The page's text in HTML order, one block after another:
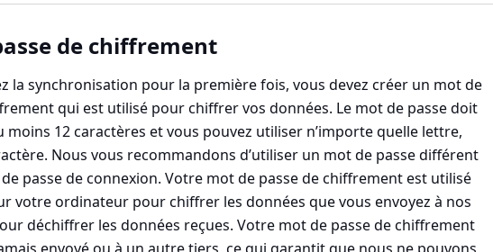
de chiffrement
la synchronisation pour la première fois, vous devez créer un mot de
qui est utilisé pour chiffrer vos données. Le mot de passe doit
12 caractères et vous pouvez utiliser n’importe quelle lettre,
Nous vous recommandons d’utiliser un mot de passe différent
passe de connexion. Votre mot de passe de chiffrement est utilisé
votre ordinateur pour chiffrer les données que vous envoyez à nos
déchiffrer les données reçues. Votre mot de passe de chiffrement